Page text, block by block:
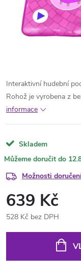
Interaktivní hudební
Rohož je vyrobena z
informace
Skladem
Možnosti
639 Kč
528 Kč bez DPH